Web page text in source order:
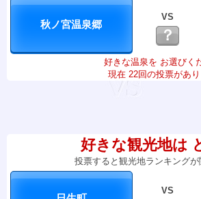
VS
？
好きな温泉を お選びく
現在 22回の投票があり
好きな観光地は
投票すると観光地ランキングが
VS